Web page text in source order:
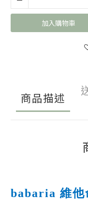
加入購物車
商品描述
babaria 維他